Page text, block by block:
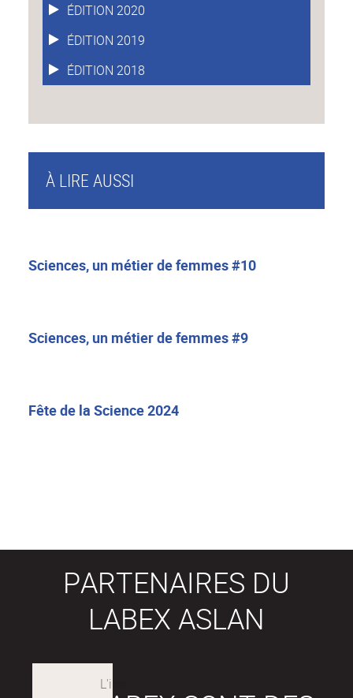
À LIRE AUSSI
Sciences, un métier de femmes #10
Sciences, un métier de femmes #9
Fête de la Science 2024
ÉDITION 2020
ÉDITION 2019
ÉDITION 2018
PARTENAIRES DU
LABEX ASLAN